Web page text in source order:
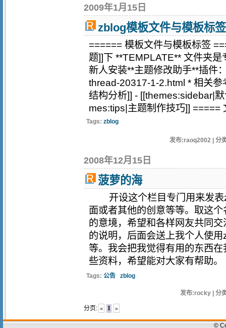
2009年1月15日
zblog模板文件与模板标
====== 模板文件与模板标签
题]]下 **TEMPLATE** 文件夹
新人安装**主题修改助手**插件
thread-20317-1-2.html * 相关
结构分析]] - [[themes:sidebar|
mes:tips|主题制作技巧]] =====
Tags: zblog
发布:raoq2002 | 分
2008年12月15日
菠萝的海
开设这个栏目专门用来发表
面或者其他的创意等等。取这
的意境，希望和各样网友共
的说明，后面会送上我个人使
等。我会把我觉得有用的东西
些资料，希望能对大家有帮助
Tags: 公告 zblog
发布:rocky | 分
分页: « 1 »
©